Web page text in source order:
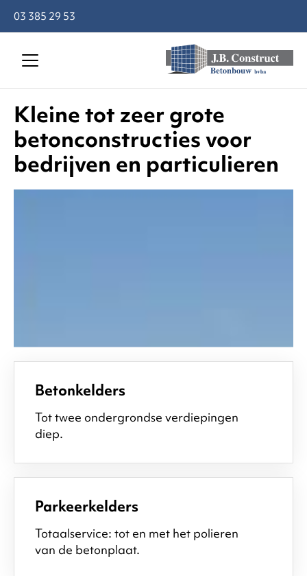
03 385 29 53
Kleine tot zeer grote
betonconstructies voor
bedrijven en particulieren
Betonkelders
Tot twee ondergrondse verdiepingen
diep.
Parkeerkelders
Totaalservice: tot en met het polieren
van de betonplaat.